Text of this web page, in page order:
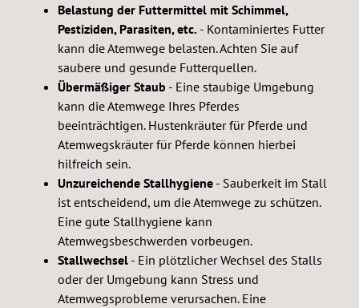
Belastung der Futtermittel mit Schimmel,
Pestiziden, Parasiten, etc. - Kontaminiertes Futter
kann die Atemwege belasten. Achten Sie auf
saubere und gesunde Futterquellen.
Übermäßiger Staub - Eine staubige Umgebung
kann die Atemwege Ihres Pferdes
beeinträchtigen. Hustenkräuter für Pferde und
Atemwegskräuter für Pferde können hierbei
hilfreich sein.
Unzureichende Stallhygiene - Sauberkeit im Stall
ist entscheidend, um die Atemwege zu schützen.
Eine gute Stallhygiene kann
Atemwegsbeschwerden vorbeugen.
Stallwechsel - Ein plötzlicher Wechsel des Stalls
oder der Umgebung kann Stress und
Atemwegsprobleme verursachen. Eine